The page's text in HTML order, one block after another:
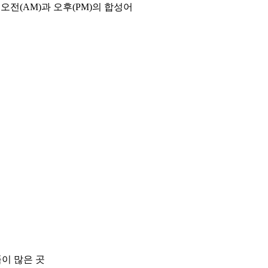
전(AM)과 오후(PM)의 합성어
많은 곳